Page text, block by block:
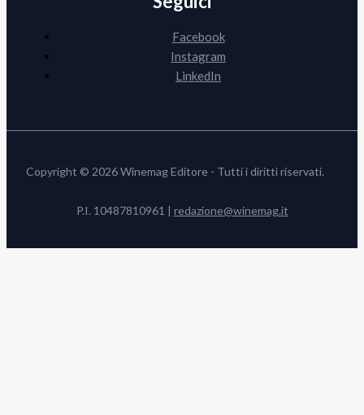
Facebook
Instagram
LinkedIn
Copyright © 2026 Winemag Editore - Tutti i diritti riservati.
P.I. 10487810961 | redazione@winemag.it